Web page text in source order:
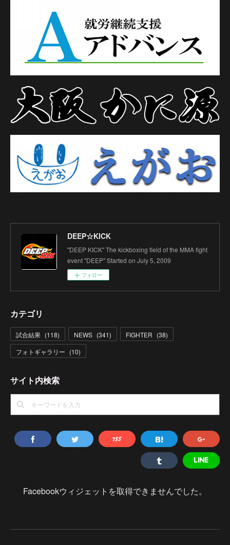
DEEP☆KICK
"DEEP KICK" The kickboxing field of the MMA fight
event "DEEP" Started on July 5, 2009
フォロー
カテゴリ
試合結果 (118) NEWS (341) FIGHTER (38)
フォトギャラリー (10)
サイト内検索
Facebookウィジェットを取得できませんでした。